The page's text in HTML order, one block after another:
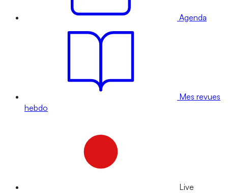
Agenda
Mes revues
hebdo
Live